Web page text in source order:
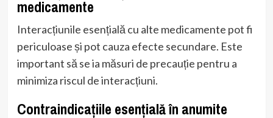
medicamente
Interacțiunile esențială cu alte medicamente pot fi
periculoase și pot cauza efecte secundare. Este
important să se ia măsuri de precauție pentru a
minimiza riscul de interacțiuni.
Contraindicațiile esențială în anumite